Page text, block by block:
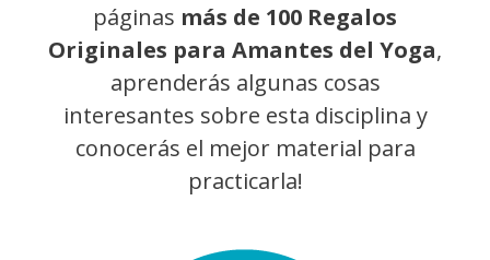
páginas más de 100 Regalos
Originales para Amantes del Yoga,
aprenderás algunas cosas
interesantes sobre esta disciplina y
conocerás el mejor material para
practicarla!